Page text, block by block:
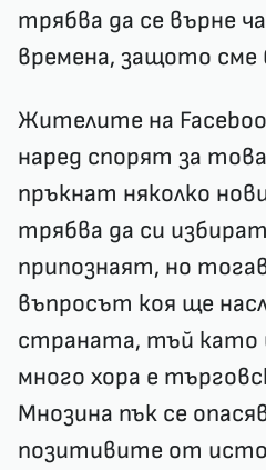
трябва да се върне
времена, защото сме
Жителите на
наред спорят за
пръкнат няколко
трябва да си
припознаят, но
въпросът коя ще
страната, тъй като
много хора е
Мнозина пък се
позитивите от